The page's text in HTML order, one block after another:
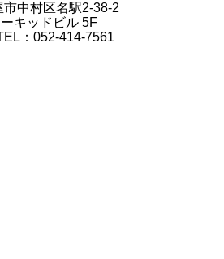
市中村区名駅2-38-2
キッドビル 5F
：052-414-7561